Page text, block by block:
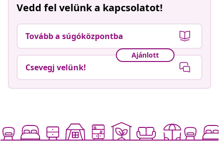
Vedd fel velünk a kapcsolatot!
Tovább a súgóközpontba
Ajánlott
Csevegj velünk!